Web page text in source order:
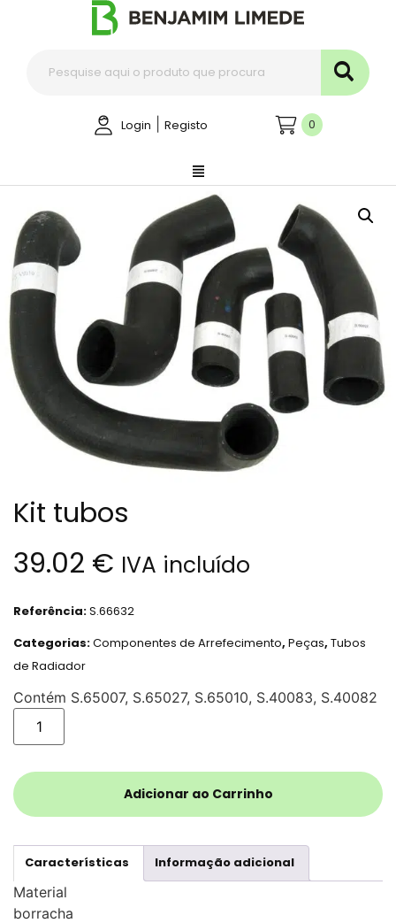
Login Registo 0
Kit tubos
39.02 € IVA incluído
Referência:S.66632
Categorias:Componentes de Arrefecimento, Peças, Tubos
de Radiador
Contém S.65007, S.65027, S.65010, S.40083, S.40082
Adicionar ao Carrinho
Características Informação adicional
Material
borracha